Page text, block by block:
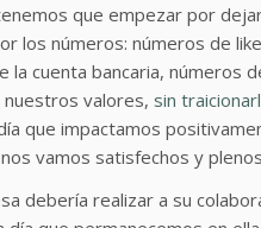
que empezar por
los números: números de
cuenta bancaria, números
valores, sin
que impactamos
vamos satisfechos y
debería realizar a su